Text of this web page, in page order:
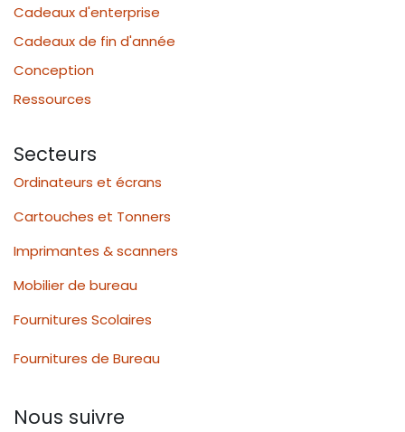
Cadeaux d'enterprise
Cadeaux de fin d'année
Conception
Ressources
Secteurs
Ordinateurs et écrans
Cartouches et Tonners
Imprimantes & scanners
Mobilier de bureau
Fournitures Scolaires
Fournitures de Bureau
Nous suivre